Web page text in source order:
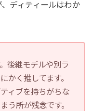
ディティールはわか
後継モデルや別ラ
かく推してます。
ィブを持ちがちな
う所が残念です。